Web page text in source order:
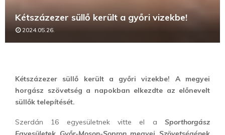
Kétszázezer süllő került a győri vizekbe!
2024.05.26.
Kétszázezer süllő került a győri vizekbe! A megyei
horgász szövetség a napokban elkezdte az előnevelt
süllők telepítését.
Szerdán 16 egyesületnek vitte el a Sporthorgász